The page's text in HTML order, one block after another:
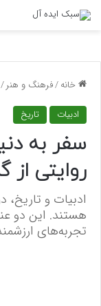
خانه/فرهنگ و هنر/
ادبیات تاریخ
سفر به
روایتی از
ادبیات و
هستند. این دو
تجربه‌های